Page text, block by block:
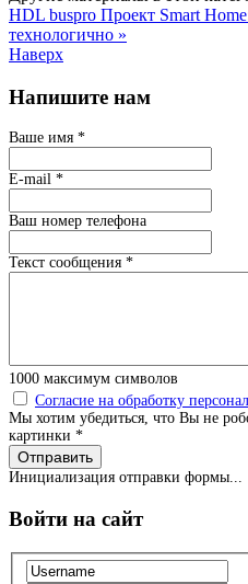
HDL buspro Проект Smart
технологично »
Наверх
Напишите нам
Ваше имя *
E-mail *
Ваш номер телефона
Текст сообщения *
1000 максимум символов
Согласие на обработку
Мы хотим убедиться, что Вы не
картинки *
Отправить
Инициализация отправки формы...
Войти на сайт